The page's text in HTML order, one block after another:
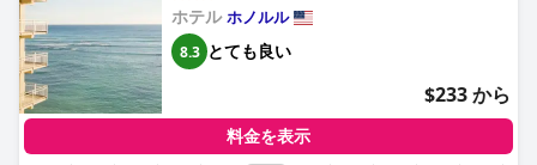
くの方が水泳を楽しんだり、ウミガメを見つけたりしていまし
た。唯一の欠点は、ビーチにホテルゲスト用の無料のラウンジチ
ェアがなかったことです。全体として、ワイキキビーチフロント
という完璧なロケーションが、多くのゲストにとって思い出に残
る楽しい滞在となりました。
ホテルホノルル
8.3 とても良い
$233 から
料金を表示